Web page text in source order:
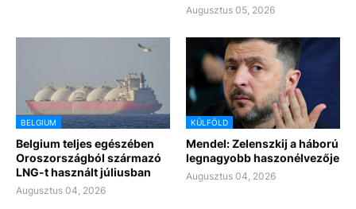
Augusztus 05, 2026
BELGIUM
Belgium teljes egészében
Oroszországból származó
LNG-t használt júliusban
Augusztus 04, 2026
KÜLFÖLD
Mendel: Zelenszkij a háború
legnagyobb haszonélvezője
Augusztus 04, 2026